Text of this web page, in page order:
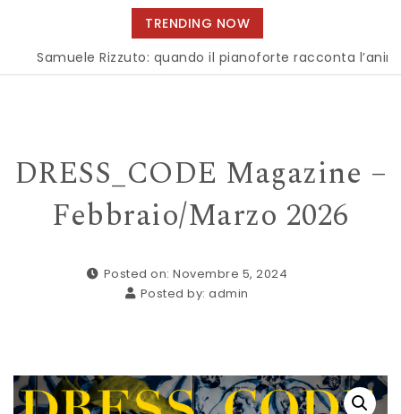
navigation
TRENDING NOW
Samuele Rizzuto: quando il pianoforte racconta l’anima
DRESS_CODE Magazine –
Febbraio/Marzo 2026
Posted on: Novembre 5, 2024
Posted by:admin